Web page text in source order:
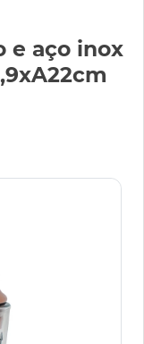
e aço inox